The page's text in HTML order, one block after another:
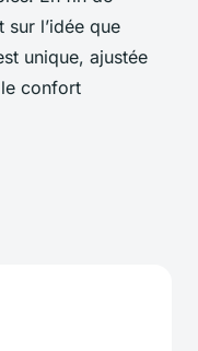
l’idée que
unique, ajustée
confort